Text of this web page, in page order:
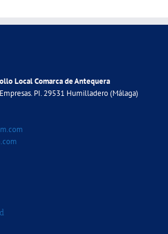
Local Comarca de Antequera
PI. 29531 Humilladero (Málaga)